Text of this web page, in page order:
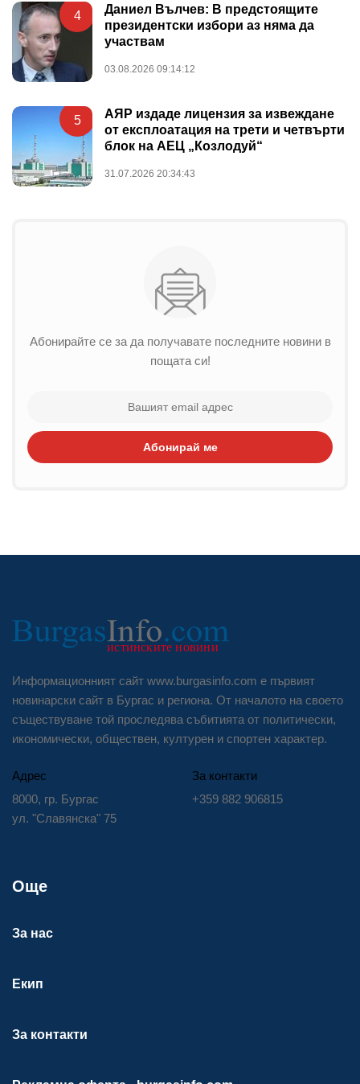
4
Даниел Вълчев: В предстоящите
президентски избори аз няма да
участвам
03.08.2026 09:14:12
5
АЯР издаде лицензия за извеждане
от експлоатация на трети и четвърти
блок на АЕЦ „Козлодуй“
31.07.2026 20:34:43
Абонирайте се за да получавате последните новини в
пощата си!
Абонирай ме
Информационният сайт www.burgasinfo.com е първият
новинарски сайт в Бургас и региона. От началото на своето
съществуване той проследява събитията от политически,
икономически, обществен, културен и спортен характер.
Адрес
8000, гр. Бургас
ул. "Славянска" 75
За контакти
+359 882 906815
Още
За нас
Екип
За контакти